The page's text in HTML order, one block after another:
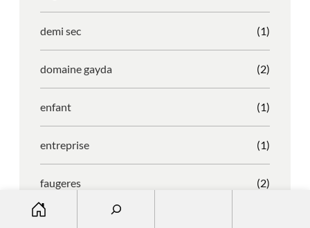
demi sec (1)
domaine gayda (2)
enfant (1)
entreprise (1)
faugeres (2)
faustino